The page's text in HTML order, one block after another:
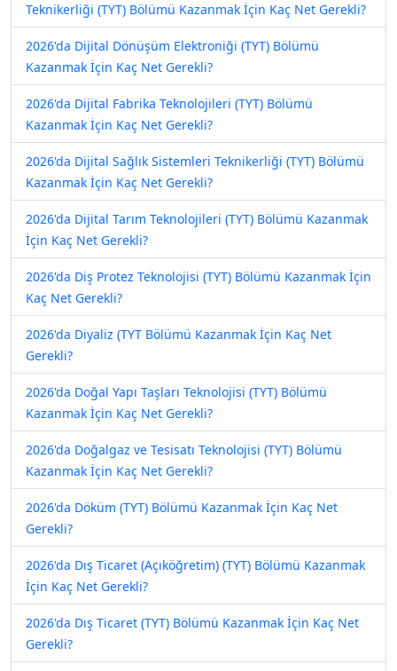
Teknikerliği (TYT) Bölümü Kazanmak İçin Kaç Net Gerekli?
2026'da Dijital Dönüşüm Elektroniği (TYT) Bölümü
Kazanmak İçin Kaç Net Gerekli?
2026'da Dijital Fabrika Teknolojileri (TYT) Bölümü
Kazanmak İçin Kaç Net Gerekli?
2026'da Dijital Sağlık Sistemleri Teknikerliği (TYT) Bölümü
Kazanmak İçin Kaç Net Gerekli?
2026'da Dijital Tarım Teknolojileri (TYT) Bölümü Kazanmak
İçin Kaç Net Gerekli?
2026'da Diş Protez Teknolojisi (TYT) Bölümü Kazanmak İçin
Kaç Net Gerekli?
2026'da Diyaliz (TYT Bölümü Kazanmak İçin Kaç Net
Gerekli?
2026'da Doğal Yapı Taşları Teknolojisi (TYT) Bölümü
Kazanmak İçin Kaç Net Gerekli?
2026'da Doğalgaz ve Tesisatı Teknolojisi (TYT) Bölümü
Kazanmak İçin Kaç Net Gerekli?
2026'da Döküm (TYT) Bölümü Kazanmak İçin Kaç Net
Gerekli?
2026'da Dış Ticaret (Açıköğretim) (TYT) Bölümü Kazanmak
İçin Kaç Net Gerekli?
2026'da Dış Ticaret (TYT) Bölümü Kazanmak İçin Kaç Net
Gerekli?